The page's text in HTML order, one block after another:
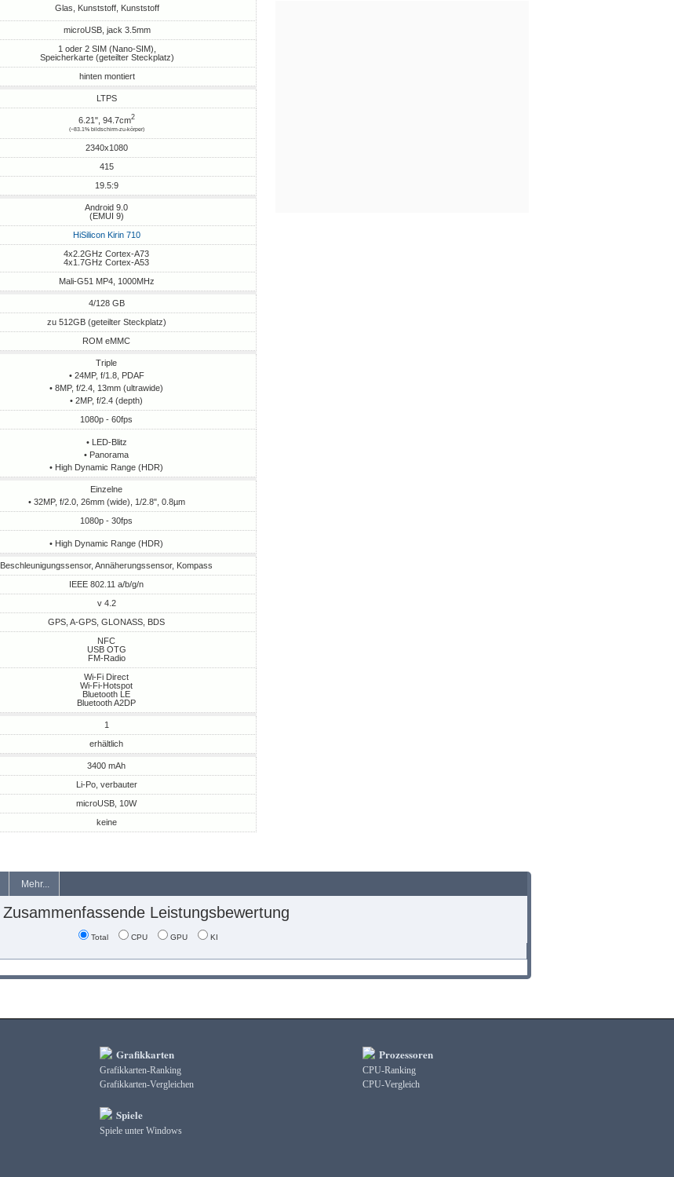
Glas, Kunststoff, Kunststoff
microUSB, jack 3.5mm
1 oder 2 SIM (Nano-SIM),
Speicherkarte (geteilter Steckplatz)
hinten montiert
LTPS
6.21", 94.7cm2
(~83.1% bildschirm-zu-körper)
2340x1080
415
19.5:9
Android 9.0
(EMUI 9)
HiSilicon Kirin 710
4x2.2GHz Cortex-A73
4x1.7GHz Cortex-A53
Mali-G51 MP4, 1000MHz
4/128 GB
zu 512GB (geteilter Steckplatz)
ROM eMMC
Triple
• 24MP, f/1.8, PDAF
• 8MP, f/2.4, 13mm (ultrawide)
• 2MP, f/2.4 (depth)
1080p - 60fps
• LED-Blitz
• Panorama
• High Dynamic Range (HDR)
Einzelne
• 32MP, f/2.0, 26mm (wide), 1/2.8", 0.8µm
1080p - 30fps
• High Dynamic Range (HDR)
Beschleunigungssensor, Annäherungssensor, Kompass
IEEE 802.11 a/b/g/n
v 4.2
GPS, A-GPS, GLONASS, BDS
NFC
USB OTG
FM-Radio
Wi-Fi Direct
Wi-Fi-Hotspot
Bluetooth LE
Bluetooth A2DP
1
erhältlich
3400 mAh
Li-Po, verbauter
microUSB, 10W
keine
Mehr...
Zusammenfassende Leistungsbewertung
Total CPU GPU KI
Grafikkarten
Grafikkarten-Ranking
Grafikkarten-Vergleichen
Spiele
Spiele unter Windows
Prozessoren
CPU-Ranking
CPU-Vergleich